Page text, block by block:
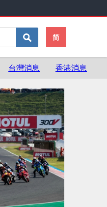
简
台灣消息 香港消息